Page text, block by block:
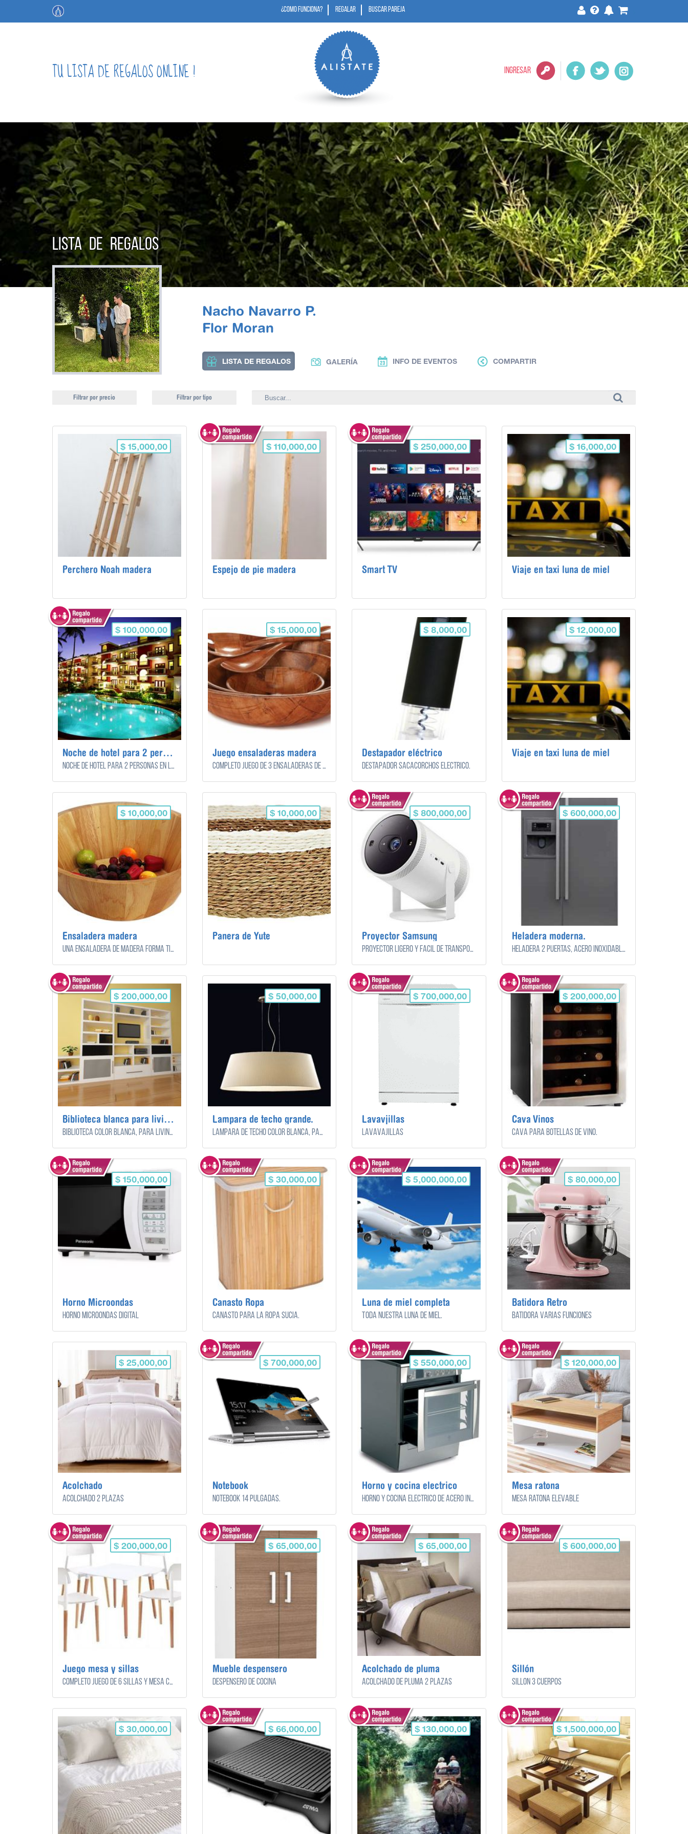
¿COMO FUNCIONA? REGALAR BUSCAR PAREJA
TU LISTA DE REGALOS ONLINE ! INGRESAR
LISTA DE REGALOS
Nacho Navarro P.
Flor Moran
LISTA DE REGALOS GALERÍA INFO DE EVENTOS COMPARTIR
Filtrar por precio Filtrar por tipo
$ 15,000,00
Perchero Noah madera
$ 110,000,00
Espejo de pie madera
$ 250,000,00
Smart TV
$ 16,000,00
Viaje en taxi luna de miel
$ 100,000,00
Noche de hotel para 2 personas
Noche de hotel para 2 personas en luna de miel.
$ 15,000,00
Juego ensaladeras madera
Completo juego de 3 ensaladeras de madera color marrón claro.
$ 8,000,00
Destapador eléctrico
Destapador sacacorchos eléctrico.
$ 12,000,00
Viaje en taxi luna de miel
$ 10,000,00
Ensaladera madera
Una ensaladera de madera forma tipo bowl.
$ 10,000,00
Panera de Yute
$ 800,000,00
Proyector Samsung
Proyector ligero y fácil de transportar.
$ 600,000,00
Heladera moderna.
Heladera 2 puertas, acero inoxidable moderna.
$ 200,000,00
Biblioteca blanca para living grande
Biblioteca color blanca, para living o playroom grande.
$ 50,000,00
Lampara de techo grande.
Lampara de techo color blanca, para el living.
$ 700,000,00
Lavavjillas
Lavavajillas
$ 200,000,00
Cava Vinos
Cava para botellas de vino.
$ 150,000,00
Horno Microondas
Horno microondas digital
$ 30,000,00
Canasto Ropa
Canasto para la ropa sucia.
$ 5,000,000,00
Luna de miel completa
Toda nuestra luna de miel.
$ 80,000,00
Batidora Retro
Batidora varias funciones
$ 25,000,00
Acolchado
Acolchado 2 plazas
$ 700,000,00
Notebook
Notebook 14 pulgadas.
$ 550,000,00
Horno y cocina electrico
Horno y cocina eléctrico de acero inoxidable.
$ 120,000,00
Mesa ratona
Mesa ratona elevable
$ 200,000,00
Juego mesa y sillas
Completo juego de 6 sillas y mesa cuadrada de color madera oscura, para el living/comedor.
$ 65,000,00
Mueble despensero
Despensero de cocina
$ 65,000,00
Acolchado de pluma
Acolchado de pluma 2 plazas
$ 600,000,00
Sillón
Sillón 3 cuerpos
$ 30,000,00 $ 66,000,00 $ 130,000,00 $ 1,500,000,00